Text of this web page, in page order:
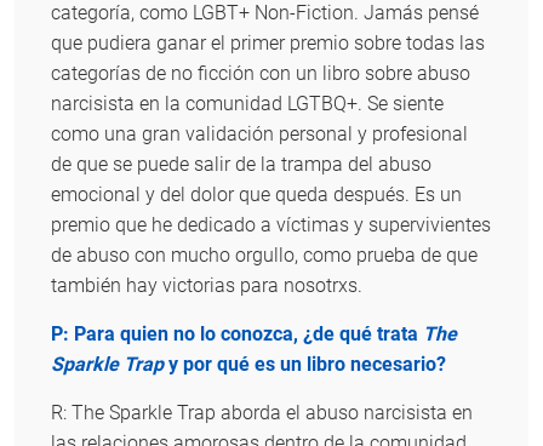
categoría, como LGBT+ Non-Fiction. Jamás pensé
que pudiera ganar el primer premio sobre todas las
categorías de no ficción con un libro sobre abuso
narcisista en la comunidad LGTBQ+. Se siente
como una gran validación personal y profesional
de que se puede salir de la trampa del abuso
emocional y del dolor que queda después. Es un
premio que he dedicado a víctimas y supervivientes
de abuso con mucho orgullo, como prueba de que
también hay victorias para nosotrxs.
P: Para quien no lo conozca, ¿de qué trata The
Sparkle Trapy por qué es un libro necesario?
R: The Sparkle Trap aborda el abuso narcisista en